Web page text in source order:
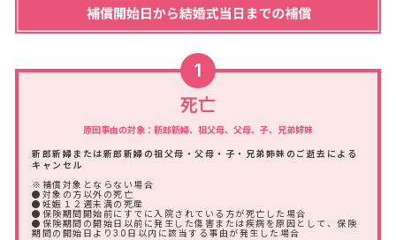
1
死亡
原因事由の対象：新郎新婦、祖父母、父母、子、兄弟姉妹
新郎新婦または新郎新婦の祖父母・父母・子・兄弟姉妹のご逝去による
キャンセル
※補償対象とならない場合
●対象の方以外の死亡
●妊娠１２週未満の死産
●保険期間開始前にすでに入院されている方が死亡した場合
●保険期間の開始日以前に発生した傷害または疾病を原因として、保険
期間の開始日より30日以内に該当する事由が発生した場合